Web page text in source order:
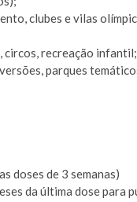
clubes e vilas
circos, recreação infantil;
parques
doses de 3 semanas)
da última dose para